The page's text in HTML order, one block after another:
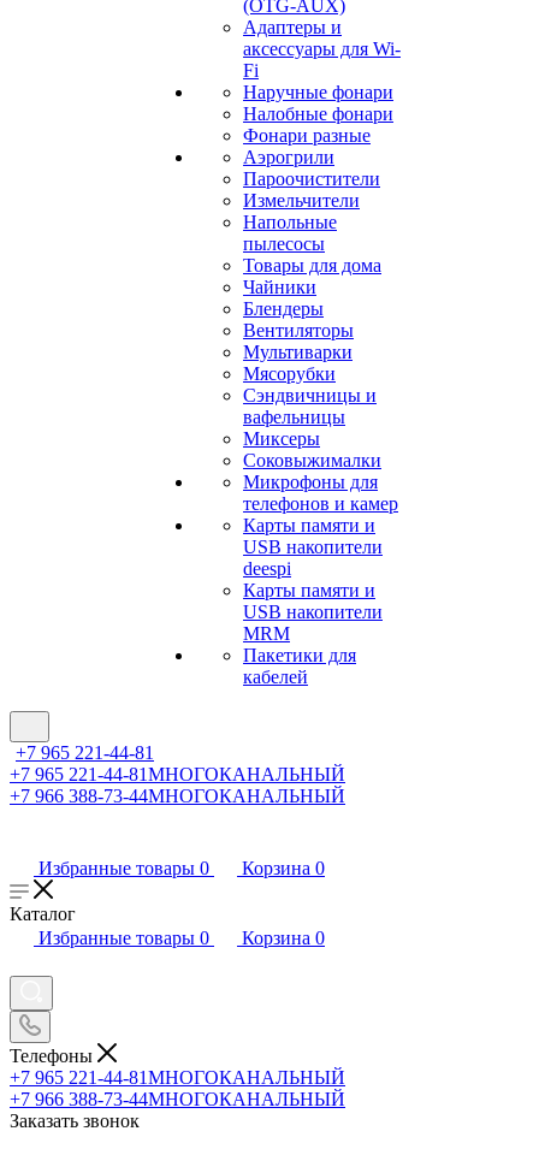
(OTG-AUX)
Адаптеры и
аксессуары для Wi-
Fi
Наручные фонари
Налобные фонари
Фонари разные
Аэрогрили
Пароочистители
Измельчители
Напольные
пылесосы
Товары для дома
Чайники
Блендеры
Вентиляторы
Мультиварки
Мясорубки
Сэндвичницы и
вафельницы
Миксеры
Соковыжималки
Микрофоны для
телефонов и камер
Карты памяти и
USB накопители
deespi
Карты памяти и
USB накопители
MRM
Пакетики для
кабелей
+7 965 221-44-81
+7 965 221-44-81МНОГОКАНАЛЬНЫЙ
+7 966 388-73-44МНОГОКАНАЛЬНЫЙ
Избранные товары 0 Корзина 0
Каталог
Избранные товары 0 Корзина 0
Телефоны
+7 965 221-44-81МНОГОКАНАЛЬНЫЙ
+7 966 388-73-44МНОГОКАНАЛЬНЫЙ
Заказать звонок